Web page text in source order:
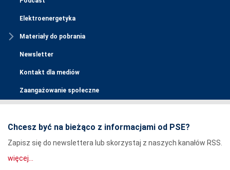
Elektroenergetyka
Materiały do pobrania
Newsletter
Kontakt dla mediów
Zaangażowanie społeczne
Chcesz być na bieżąco z informacjami od PSE?
Zapisz się do newslettera lub skorzystaj z naszych kanałów RSS.
więcej...